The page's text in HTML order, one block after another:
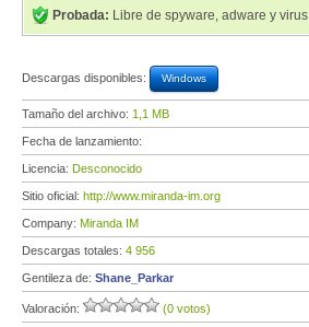
Probada: Libre de spyware, adware y virus
Descargas disponibles: Windows
Tamaño del archivo: 1,1 MB
Fecha de lanzamiento:
Licencia: Desconocido
Sitio oficial: http://www.miranda-im.org
Company: Miranda IM
Descargas totales: 4 956
Gentileza de: Shane_Parkar
Valoración: (0 votos)